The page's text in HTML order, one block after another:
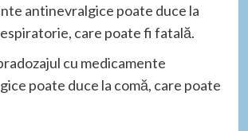
antinevralgice poate duce la
care poate fi fatală.
cu medicamente
poate duce la comă, care poate